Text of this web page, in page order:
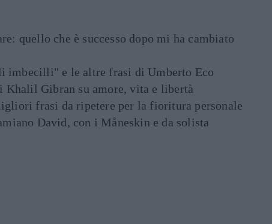
quello che è successo dopo mi ha cambiato
imbecilli" e le altre frasi di Umberto Eco
Gibran su amore, vita e libertà
frasi da ripetere per la fioritura personale
David, con i Måneskin e da solista